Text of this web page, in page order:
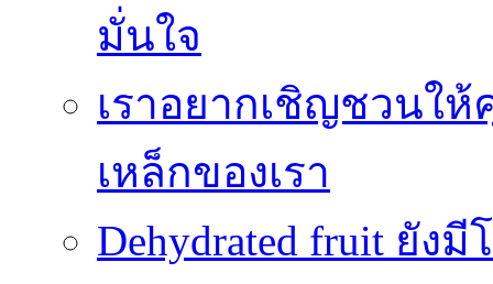
มั่นใจ
เราอยากเชิญชวนใ
เหล็กของเรา
Dehydrated fruit ยัง